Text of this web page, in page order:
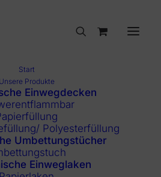
Start
Unsere Produkte
Einwegdecken
Polyesterfüllung
Umbettungstücher
Einweglaken